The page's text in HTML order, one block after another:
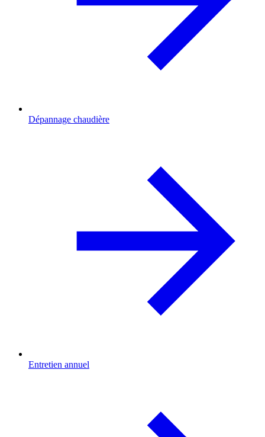
Dépannage chaudière
Entretien annuel